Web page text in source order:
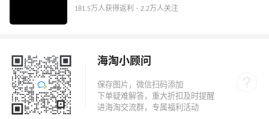
181.5万人获得返利 · 2.2万人关注
海淘小顾问